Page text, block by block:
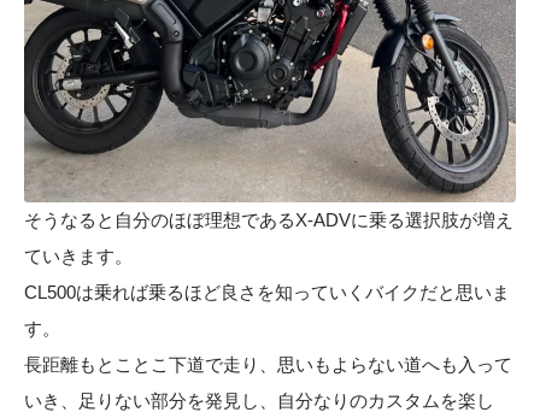
そうなると自分のほぼ理想であるX-ADVに乗る選択肢が増え
ていきます。
CL500は乗れば乗るほど良さを知っていくバイクだと思いま
す。
長距離もとことこ下道で走り、思いもよらない道へも入って
いき、足りない部分を発見し、自分なりのカスタムを楽し